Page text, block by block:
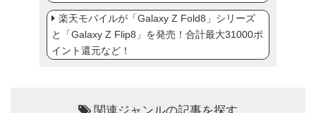
楽天モバイルが「Galaxy Z Fold8」シリーズ
と「Galaxy Z Flip8」を発売！合計最大31000ポ
イント還元など！